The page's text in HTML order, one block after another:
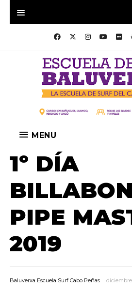
MENU
1º DÍA
PIPE
2019
Baluverxa Escuela Surf Cabo Peñas diciembre